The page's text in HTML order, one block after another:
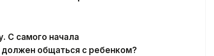
С самого начала
общаться с ребенком?